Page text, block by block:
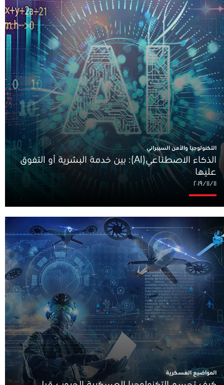
التكنولوجيا والأمن السيبراني
الذكاء الاصطناعي(AI): بين خدمة البشرية أو التفوق
عليها
١١‏/١١‏/٢٠١٩
المواضيع العسكرية